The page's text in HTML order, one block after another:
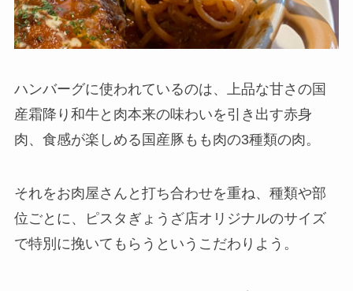
ハンバーグに使われているのは、上品な甘さの国
産霜降り和牛と肉本来の味わいを引き出す赤身
肉、食感が楽しめる国産豚もも肉の3種類の肉。
それをお肉屋さんと打ち合わせを重ね、種類や部
位ごとに、ピスタぎょうざ店オリジナルのサイズ
で特別に挽いてもらうというこだわりよう。